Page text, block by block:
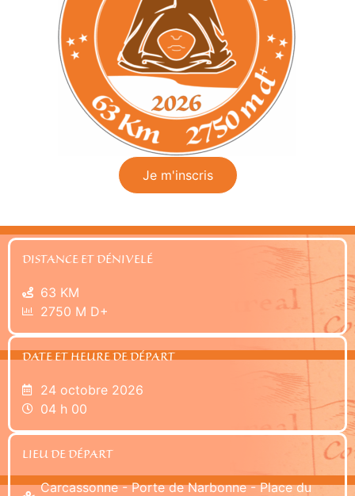
Je m'inscris
DISTANCE ET DÉNIVELÉ
63 KM
2750 M D+
DATE ET HEURE DE DÉPART
24 octobre 2026
04 h 00
LIEU DE DÉPART
Carcassonne - Porte de Narbonne - Place du